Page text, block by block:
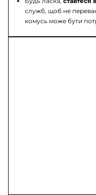
служб, щоб не
комусь може бути